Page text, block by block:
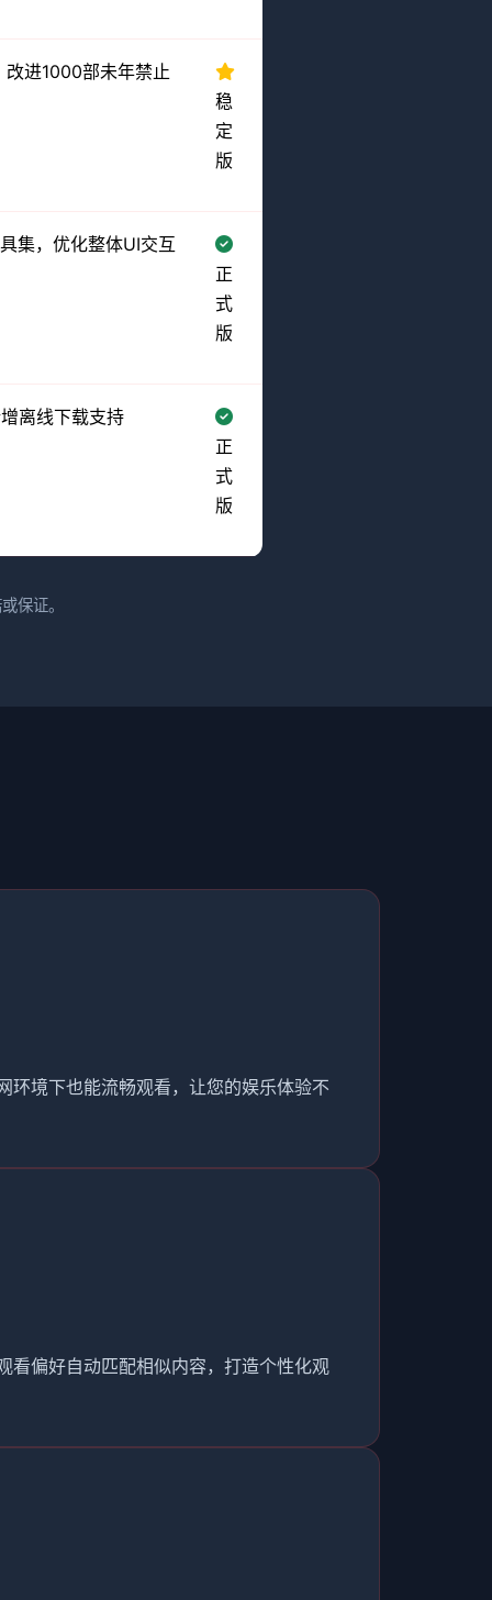
进1000部未年禁止
稳
定
版
集，优化整体UI交互
正
式
版
离线下载支持
正
式
版
保证。
环境下也能流畅观看，让您的娱乐体验不
看偏好自动匹配相似内容，打造个性化观